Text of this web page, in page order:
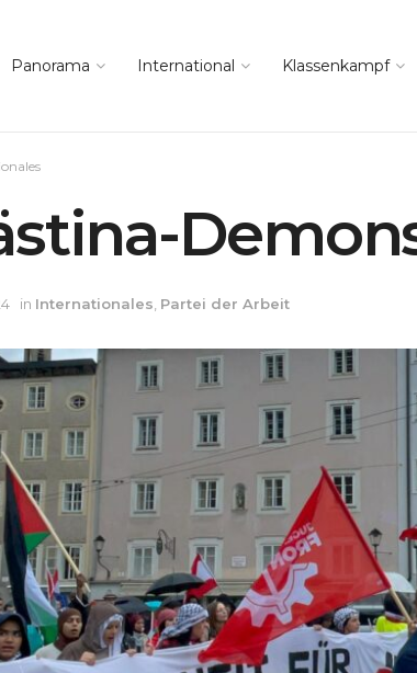
Panorama International Klassenkampf
in Internationales, Partei der Arbeit